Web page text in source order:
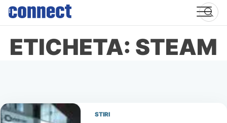
Skip
content
ETICHETA: STEAM
STIRI